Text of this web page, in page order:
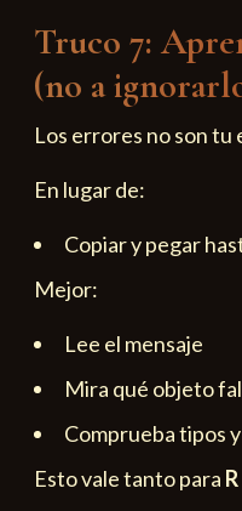
Truco 7:
(no a
Los errores no son tu
En lugar de:
Copiar y pegar
Mejor:
Lee el mensaje
Mira qué objeto
Comprueba tipos
Esto vale tanto para R